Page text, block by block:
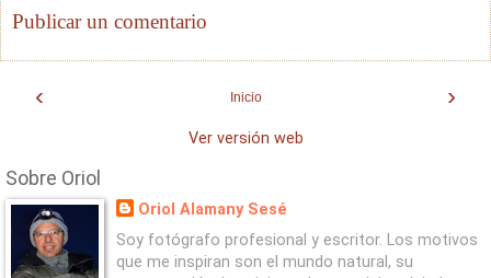
Publicar un comentario
‹ ›
Inicio
Ver versión web
Sobre Oriol
Oriol Alamany Sesé
Soy fotógrafo profesional y escritor. Los motivos
que me inspiran son el mundo natural, su